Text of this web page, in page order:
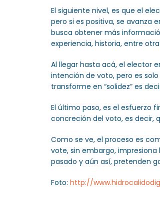
El siguiente nivel, es que el
pero si es positiva, se avanza
busca obtener más
experiencia, historia, entre
Al llegar hasta acá, el elector
intención de voto, pero es
transforme en “solidez” es
El último paso, es el esfuerzo
concreción del voto, es decir,
Como se ve, el proceso es
vote, sin embargo,
pasado y aún así, pretenden
Foto: http://